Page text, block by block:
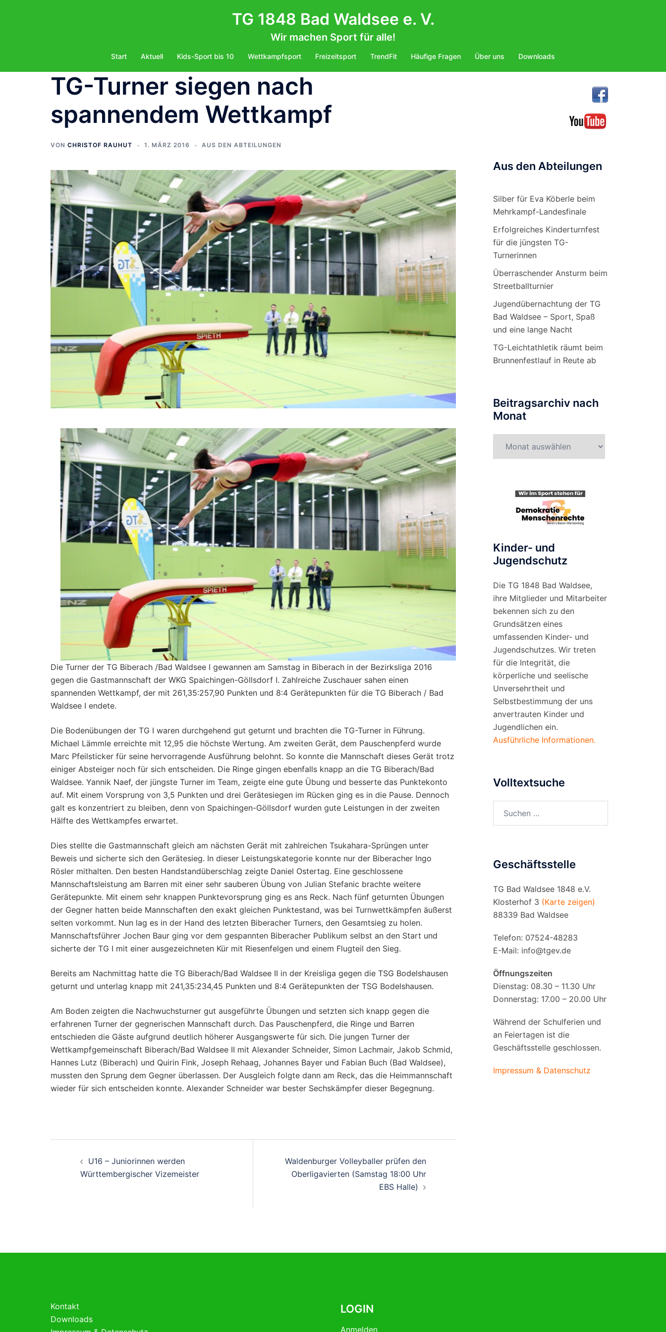
TG 1848 Bad Waldsee e. V.
Wir machen Sport für alle!
Start Aktuell Kids-Sport bis 10 Wettkampfsport Freizeitsport TrendFit Häufige Fragen Über uns Downloads
TG-Turner siegen nach
spannendem Wettkampf
VON CHRISTOF RAUHUT 1. MÄRZ 2016 AUS DEN ABTEILUNGEN
Die Turner der TG Biberach /Bad Waldsee I gewannen am Samstag in Biberach in der Bezirksliga 2016
gegen die Gastmannschaft der WKG Spaichingen-Göllsdorf I. Zahlreiche Zuschauer sahen einen
spannenden Wettkampf, der mit 261,35:257,90 Punkten und 8:4 Gerätepunkten für die TG Biberach / Bad
Waldsee I endete.
Die Bodenübungen der TG I waren durchgehend gut geturnt und brachten die TG-Turner in Führung.
Michael Lämmle erreichte mit 12,95 die höchste Wertung. Am zweiten Gerät, dem Pauschenpferd wurde
Marc Pfeilsticker für seine hervorragende Ausführung belohnt. So konnte die Mannschaft dieses Gerät trotz
einiger Absteiger noch für sich entscheiden. Die Ringe gingen ebenfalls knapp an die TG Biberach/Bad
Waldsee. Yannik Naef, der jüngste Turner im Team, zeigte eine gute Übung und besserte das Punktekonto
auf. Mit einem Vorsprung von 3,5 Punkten und drei Gerätesiegen im Rücken ging es in die Pause. Dennoch
galt es konzentriert zu bleiben, denn von Spaichingen-Göllsdorf wurden gute Leistungen in der zweiten
Hälfte des Wettkampfes erwartet.
Dies stellte die Gastmannschaft gleich am nächsten Gerät mit zahlreichen Tsukahara-Sprüngen unter
Beweis und sicherte sich den Gerätesieg. In dieser Leistungskategorie konnte nur der Biberacher Ingo
Rösler mithalten. Den besten Handstandüberschlag zeigte Daniel Ostertag. Eine geschlossene
Mannschaftsleistung am Barren mit einer sehr sauberen Übung von Julian Stefanic brachte weitere
Gerätepunkte. Mit einem sehr knappen Punktevorsprung ging es ans Reck. Nach fünf geturnten Übungen
der Gegner hatten beide Mannschaften den exakt gleichen Punktestand, was bei Turnwettkämpfen äußerst
selten vorkommt. Nun lag es in der Hand des letzten Biberacher Turners, den Gesamtsieg zu holen.
Mannschaftsführer Jochen Baur ging vor dem gespannten Biberacher Publikum selbst an den Start und
sicherte der TG I mit einer ausgezeichneten Kür mit Riesenfelgen und einem Flugteil den Sieg.
Bereits am Nachmittag hatte die TG Biberach/Bad Waldsee II in der Kreisliga gegen die TSG Bodelshausen
geturnt und unterlag knapp mit 241,35:234,45 Punkten und 8:4 Gerätepunkten der TSG Bodelshausen.
Am Boden zeigten die Nachwuchsturner gut ausgeführte Übungen und setzten sich knapp gegen die
erfahrenen Turner der gegnerischen Mannschaft durch. Das Pauschenpferd, die Ringe und Barren
entschieden die Gäste aufgrund deutlich höherer Ausgangswerte für sich. Die jungen Turner der
Wettkampfgemeinschaft Biberach/Bad Waldsee II mit Alexander Schneider, Simon Lachmair, Jakob Schmid,
Hannes Lutz (Biberach) und Quirin Fink, Joseph Rehaag, Johannes Bayer und Fabian Buch (Bad Waldsee),
mussten den Sprung dem Gegner überlassen. Der Ausgleich folgte dann am Reck, das die Heimmannschaft
wieder für sich entscheiden konnte. Alexander Schneider war bester Sechskämpfer dieser Begegnung.
U16 – Juniorinnen werden
Württembergischer Vizemeister
Waldenburger Volleyballer prüfen den
Oberligavierten (Samstag 18:00 Uhr
EBS Halle)
Aus den Abteilungen
Silber für Eva Köberle beim
Mehrkampf-Landesfinale
Erfolgreiches Kinderturnfest
für die jüngsten TG-
Turnerinnen
Überraschender Ansturm beim
Streetballturnier
Jugendübernachtung der TG
Bad Waldsee – Sport, Spaß
und eine lange Nacht
TG-Leichtathletik räumt beim
Brunnenfestlauf in Reute ab
Beitragsarchiv nach
Monat
nach
Kinder- und
Jugendschutz
Die TG 1848 Bad Waldsee,
ihre Mitglieder und Mitarbeiter
bekennen sich zu den
Grundsätzen eines
umfassenden Kinder- und
Jugendschutzes. Wir treten
für die Integrität, die
körperliche und seelische
Unversehrtheit und
Selbstbestimmung der uns
anvertrauten Kinder und
Jugendlichen ein.
Ausführliche Informationen.
Volltextsuche
nach:
Geschäftsstelle
TG Bad Waldsee 1848 e.V.
Klosterhof 3 (Karte zeigen)
88339 Bad Waldsee
Telefon: 07524-48283
E-Mail: info@tgev.de
Öffnungszeiten
Dienstag: 08.30 – 11.30 Uhr
Donnerstag: 17.00 – 20.00 Uhr
Während der Schulferien und
an Feiertagen ist die
Geschäftsstelle geschlossen.
Impressum & Datenschutz
Kontakt
Downloads
LOGIN
Anmelden